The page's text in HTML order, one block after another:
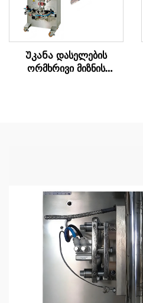
Უკანა დასელების
ორმხრივი მიზნის